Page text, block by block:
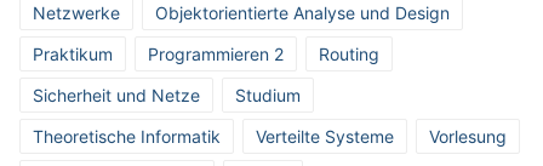
Netzwerke
Objektorientierte Analyse und Design
Praktikum
Programmieren 2
Routing
Sicherheit und Netze
Studium
Theoretische Informatik
Verteilte Systeme
Vorlesung